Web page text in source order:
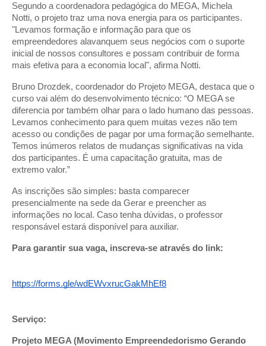
Segundo a coordenadora pedagógica do MEGA, Michela
Notti, o projeto traz uma nova energia para os participantes.
"Levamos formação e informação para que os
empreendedores alavanquem seus negócios com o suporte
inicial de nossos consultores e possam contribuir de forma
mais efetiva para a economia local", afirma Notti.
Bruno Drozdek, coordenador do Projeto MEGA, destaca que o
curso vai além do desenvolvimento técnico: “O MEGA se
diferencia por também olhar para o lado humano das pessoas.
Levamos conhecimento para quem muitas vezes não tem
acesso ou condições de pagar por uma formação semelhante.
Temos inúmeros relatos de mudanças significativas na vida
dos participantes. É uma capacitação gratuita, mas de
extremo valor.”
As inscrições são simples: basta comparecer
presencialmente na sede da Gerar e preencher as
informações no local. Caso tenha dúvidas, o professor
responsável estará disponível para auxiliar.
Para garantir sua vaga, inscreva-se através do link:
https://forms.gle/wdEWvxrucGakMhEf8
Serviço:
Projeto MEGA (Movimento Empreendedorismo Gerando